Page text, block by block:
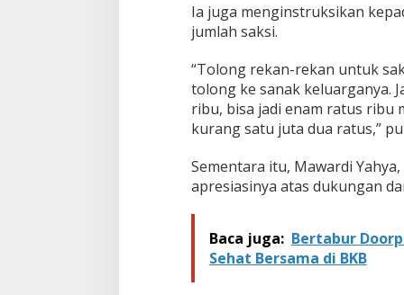
n
a
n
M
a
a
h
a
Ia juga menginstruksikan
jumlah saksi.
“Tolong rekan-rekan untuk
tolong ke sanak keluarganya.
ribu, bisa jadi enam ratus ribu
kurang satu juta dua ratus,”
Sementara itu, Mawardi
apresiasinya atas dukungan
Baca juga: Bertabur
Sehat Bersama di BKB